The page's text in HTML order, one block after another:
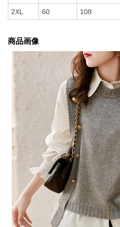
2XL 60 108
商品画像